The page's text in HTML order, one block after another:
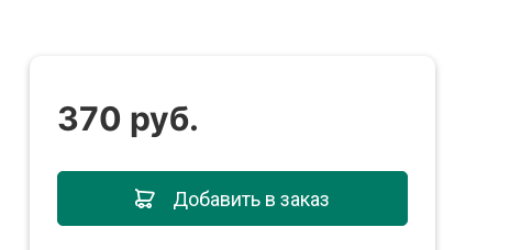
370 руб.
Добавить в заказ